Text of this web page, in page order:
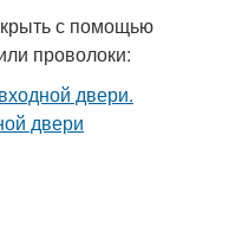
с помощью
проволоки: